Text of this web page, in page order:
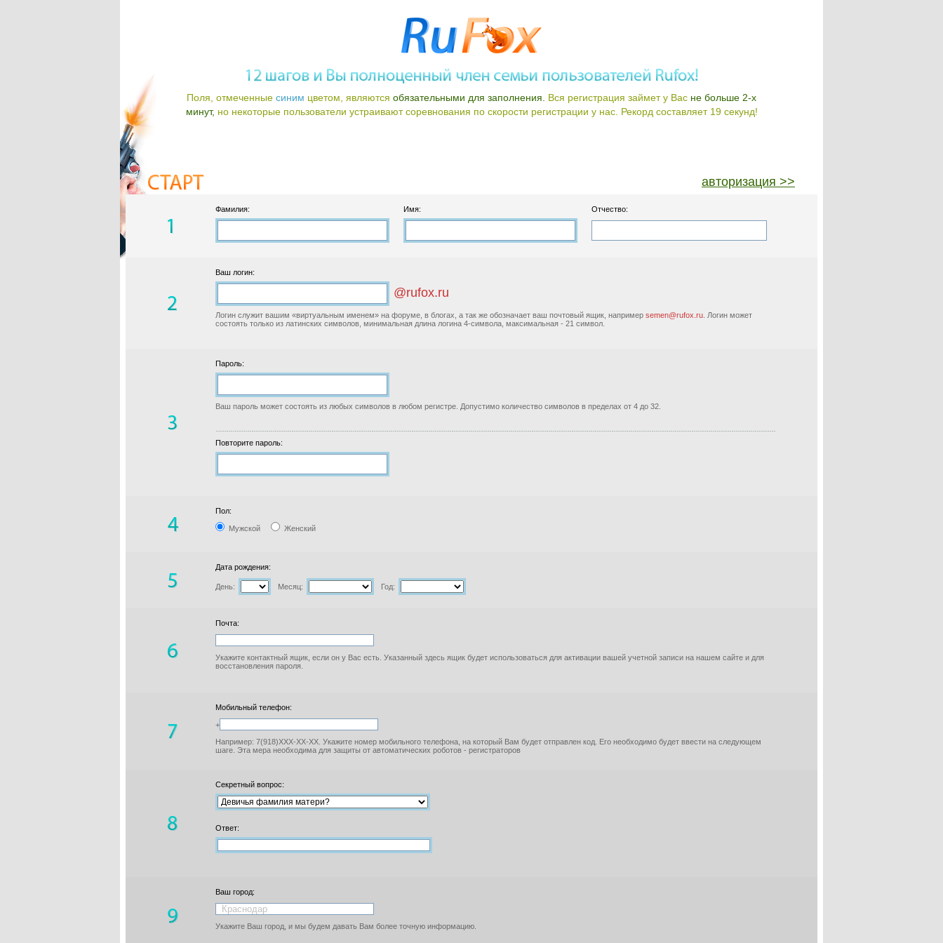
Поля, отмеченные синим цветом, являются обязательными для заполнения. Вся регистрация займет у Вас не больше 2-х
минут, но некоторые пользователи устраивают соревнования по скорости регистрации у нас. Рекорд составляет 19 секунд!
авторизация >>
Фамилия: Имя: Отчество:
Ваш логин:
@rufox.ru
Логин служит вашим «виртуальным именем» на форуме, в блогах, а так же обозначает ваш почтовый ящик, например semen@rufox.ru. Логин может
состоять только из латинских символов, минимальная длина логина 4-символа, максимальная - 21 символ.
Пароль:
Ваш пароль может состоять из любых символов в любом регистре. Допустимо количество символов в пределах от 4 до 32.
Повторите пароль:
Пол:
Мужской Женский
Дата рождения:
День: Месяц: Год:
Почта:
Укажите контактный ящик, если он у Вас есть. Указанный здесь ящик будет использоваться для активации вашей учетной записи на нашем сайте и для
восстановления пароля.
Мобильный телефон:
+
Например: 7(918)XXX-XX-XX. Укажите номер мобильного телефона, на который Вам будет отправлен код. Его необходимо будет ввести на следующем
шаге. Эта мера необходима для защиты от автоматических роботов - регистраторов
Секретный вопрос:
Ответ:
Ваш город:
Укажите Ваш город, и мы будем давать Вам более точную информацию.